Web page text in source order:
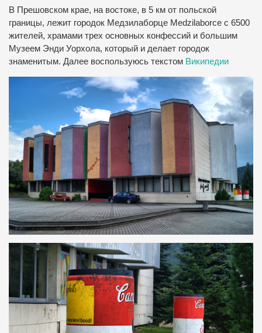
В Прешовском крае, на востоке, в 5 км от польской
границы, лежит городок Медзилаборце Medzilaborce с 6500
жителей, храмами трех основных конфессий и большим
Музеем Энди Уорхола, который и делает городок
знаменитым. Далее воспользуюсь текстом Википедии